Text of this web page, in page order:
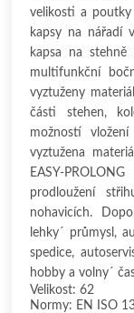
velikosti a poutky
kapsy na nářadí
kapsa na
multifunkční
vyztuženy
části stehen,
možností
vyztužena
EASY-
prodloužení
nohavicích.
lehky´ průmysl,
spedice,
hobby a volny´
Velikost: 62
Normy: EN ISO